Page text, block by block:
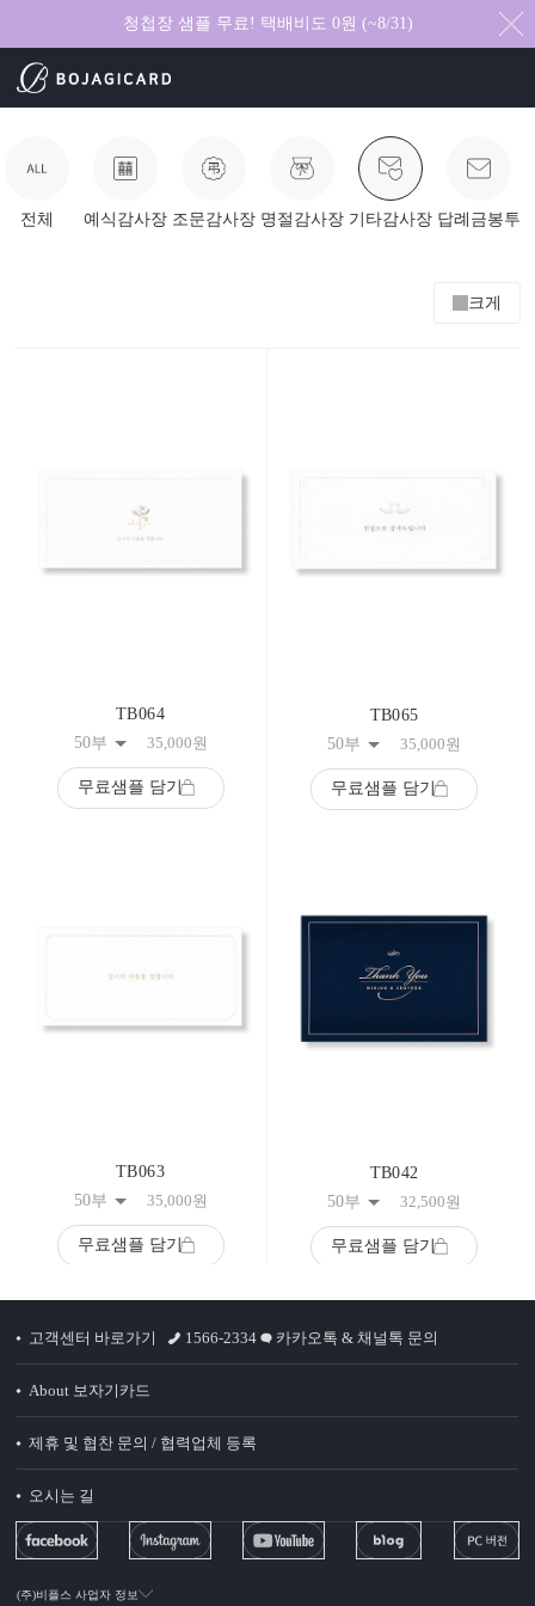
청첩장 샘플 무료! 택배비도 0원 (~8/31)
전체 예식감사장 조문감사장 명절감사장 기타감사장 답례금봉투
크게
TB064
50부
35,000원
무료샘플 담기
TB065
50부
35,000원
무료샘플 담기
TB063
50부
35,000원
무료샘플 담기
TB042
50부
32,500원
무료샘플 담기
고객센터 바로가기 1566-2334 카카오톡 & 채널톡 문의
About 보자기카드
제휴 및 협찬 문의 / 협력업체 등록
오시는 길
(주)비플스 사업자 정보